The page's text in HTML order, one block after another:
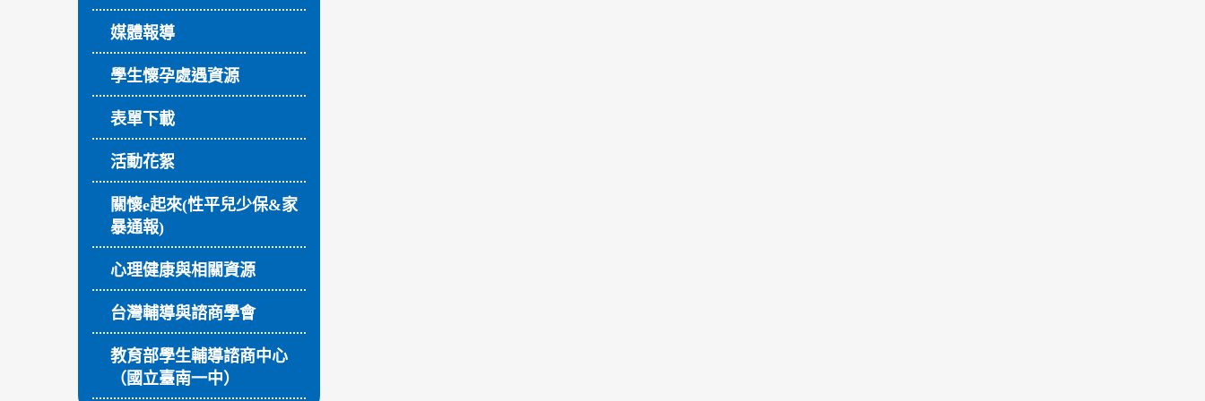
媒體報導
學生懷孕處遇資源
表單下載
活動花絮
關懷e起來(性平兒少保&家
暴通報)
心理健康與相關資源
台灣輔導與諮商學會
教育部學生輔導諮商中心
（國立臺南一中）